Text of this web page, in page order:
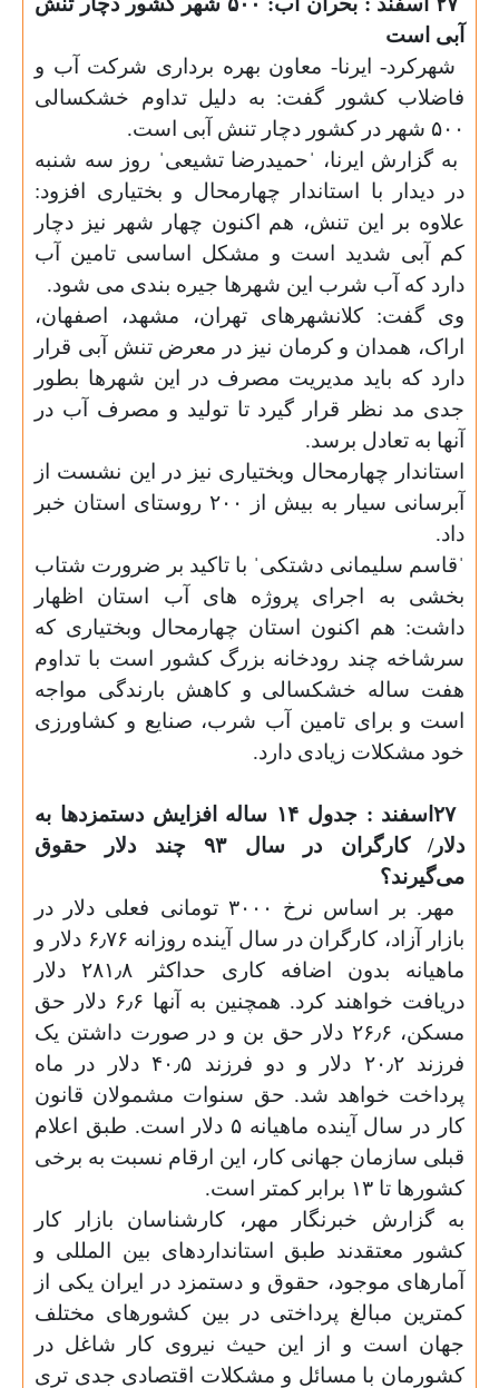
آبی است
شهرکرد- ایرنا- معاون بهره برداری شرکت آب و
فاضلاب کشور گفت: به دلیل تداوم خشکسالی
۵۰۰ شهر در کشور دچار تنش آبی است
.
به گزارش ایرنا، ˈحمیدرضا تشیعیˈ روز سه شنبه
در دیدار با استاندار چهارمحال و بختیاری افزود:
علاوه بر این تنش، هم اکنون چهار شهر نیز دچار
کم آبی شدید است و مشکل اساسی تامین آب
دارد که آب شرب این شهرها جیره بندی می شود.
وی گفت: کلانشهرهای تهران، مشهد، اصفهان،
اراک، همدان و کرمان نیز در معرض تنش آبی قرار
دارد که باید مدیریت مصرف در این شهرها بطور
جدی مد نظر قرار گیرد تا تولید و مصرف آب در
آنها به تعادل برسد.
استاندار چهارمحال وبختیاری نیز در این نشست از
آبرسانی سیار به بیش از ۲۰۰ روستای استان خبر
داد.
ˈقاسم سلیمانی دشتکیˈ با تاکید بر ضرورت شتاب
بخشی به اجرای پروژه های آب استان اظهار
داشت: هم اکنون استان چهارمحال وبختیاری که
سرشاخه چند رودخانه بزرگ کشور است با تداوم
هفت ساله خشکسالی و کاهش بارندگی مواجه
است و برای تامین آب شرب، صنایع و کشاورزی
خود مشکلات زیادی دارد.
۲۷
اسفند : جدول ۱۴ ساله افزایش دستمزدها به
دلار/ کارگران در سال ۹۳ چند دلار حقوق
می‌گیرند؟
مهر. بر اساس نرخ ۳۰۰۰ تومانی فعلی دلار در
بازار آزاد، کارگران در سال آینده روزانه ۶٫۷۶ دلار و
ماهیانه بدون اضافه کاری حداکثر ۲۸۱٫۸ دلار
دریافت خواهند کرد. همچنین به آنها ۶٫۶ دلار حق
مسکن، ۲۶٫۶ دلار حق بن و در صورت داشتن یک
فرزند ۲۰٫۲ دلار و دو فرزند ۴۰٫۵ دلار در ماه
پرداخت خواهد شد. حق سنوات مشمولان قانون
کار در سال آینده ماهیانه ۵ دلار است. طبق اعلام
قبلی سازمان جهانی کار، این ارقام نسبت به برخی
کشورها تا ۱۳ برابر کمتر است
.
به گزارش خبرنگار مهر، کارشناسان بازار کار
کشور معتقدند طبق استانداردهای بین المللی و
آمارهای موجود، حقوق و دستمزد در ایران یکی از
کمترین مبالغ پرداختی در بین کشورهای مختلف
جهان است و از این حیث نیروی کار شاغل در
کشورمان با مسائل و مشکلات اقتصادی جدی تری